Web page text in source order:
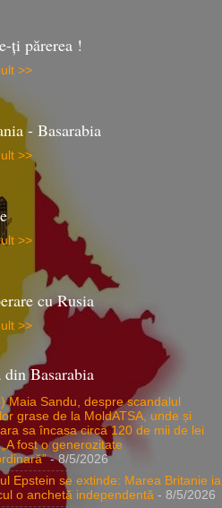
ţi părerea !
>>
- Basarabia
>>
>>
cu Rusia
>>
din Basarabia
Maia Sandu, despre scandalul
grase de la MoldATSA, unde și
sa încasa circa 120 de mii de lei
„A fost o generozitate
- 8/5/2026
Epstein se extinde: Marea Britanie ia
o anchetă independentă - 8/5/2026